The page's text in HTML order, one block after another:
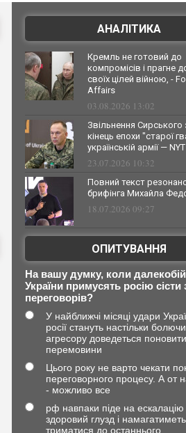
АНАЛІТИКА
Кремль не готовий до
компромісів і прагне
своїх цілей війною, -
Affairs
03.08.2026 13:02
Звільнення Сирського
кінець епохи "старої
українській армії — NYT
23.07.2026 10:32
Повний текст
брифінга Михайла
18.07.2026 09:27
ОПИТУВАННЯ
На вашу думку, коли
України примусять росію сісти
переговорів?
У найближчі місяці удари
росії стануть настільки
агресору доведеться поновити
перемовини
Цього року не варто чекати
переговорного процесу. А от
- можливо все
рф навпаки піде на
здоровий глузд і
триматися до останнього